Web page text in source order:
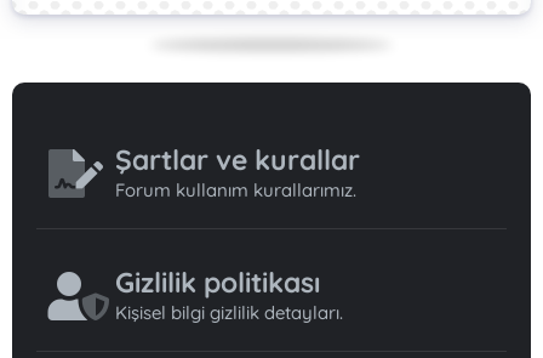
Şartlar ve kurallar
Forum kullanım kurallarımız.
Gizlilik politikası
Kişisel bilgi gizlilik detayları.